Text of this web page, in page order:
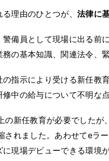
理由のひとつが、法律に
備員として現場に出る前に
の基本知識、関連法令、
指示により受ける新任教
修中の給与について不明な
の新任教育が必要でした
れました。あわせてeラ
現場デビューできる環境